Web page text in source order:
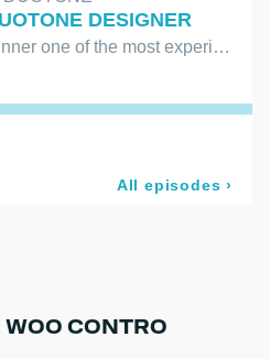
WOO CONTRO